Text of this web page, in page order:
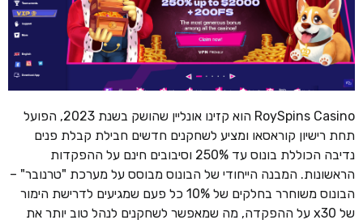
RoySpins Casino הוא קזינו אונליין שהושק בשנת 2023, הפועל
תחת רישיון קוראסאו ומציע לשחקנים חדשים חבילת קבלת פנים
נדיבה הכוללת בונוס עד 250% וסיבובים חינם על ההפקדות
הראשונות. המבנה הייחודי של הבונוס מבוסס על מערכת "טרנובר" –
הבונוס משוחרר בחלקים של 10% כל פעם שמגיעים לדרישת הימור
של x30 על ההפקדה, מה שמאפשר לשחקנים לנהל טוב יותר את